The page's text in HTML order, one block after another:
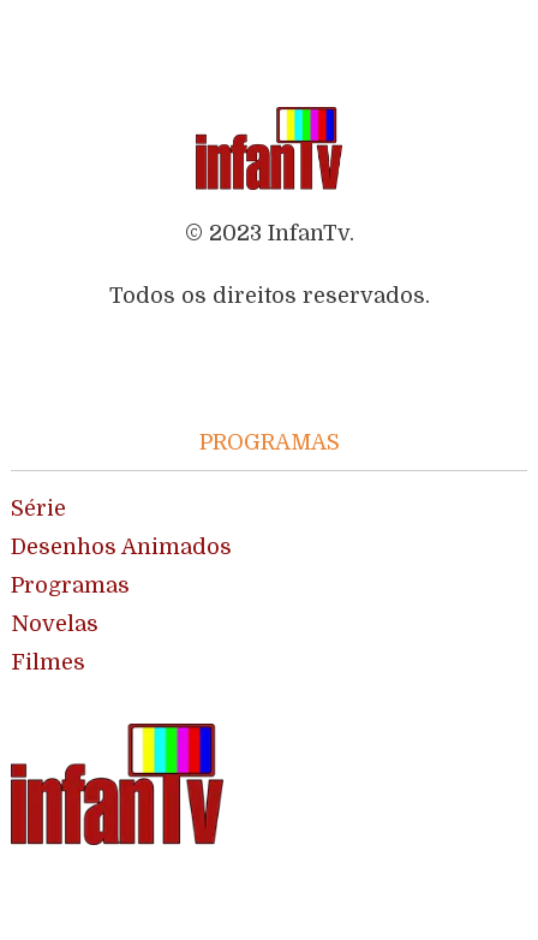
© 2023 InfanTv.
Todos os direitos reservados.
PROGRAMAS
Série
Desenhos Animados
Programas
Novelas
Filmes